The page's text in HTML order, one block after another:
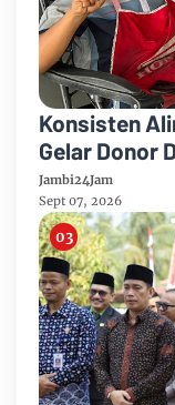
Konsisten
Gelar Donor
Anniversary
Jambi24Jam
Sept 07, 2026